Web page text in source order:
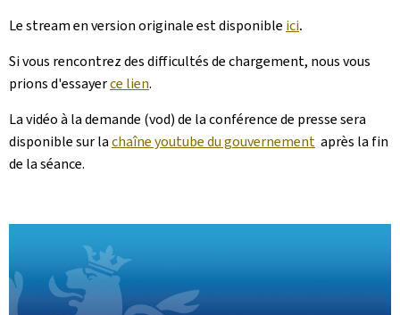
Le stream en version originale est disponible ici.
Si vous rencontrez des difficultés de chargement, nous vous
prions d'essayerce lien.
La vidéo à la demande (vod) de la conférence de presse sera
disponible sur lachaîne youtube du gouvernement après la fin
de la séance.